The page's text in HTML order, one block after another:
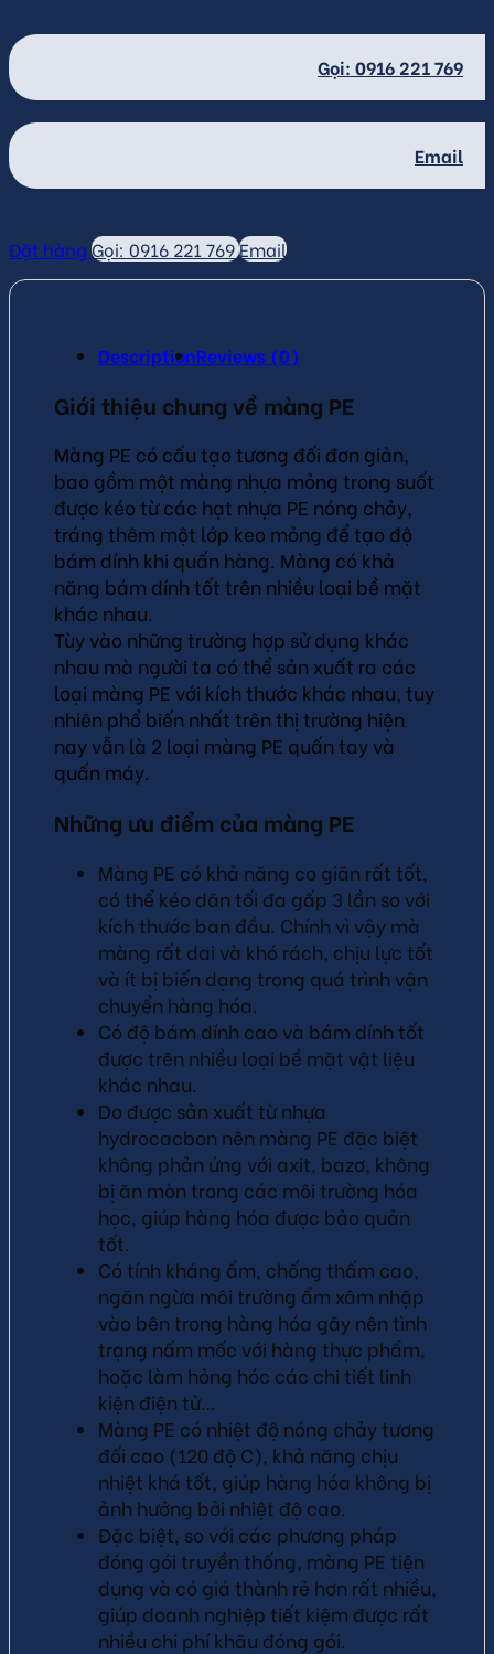
Gọi: 0916 221 769
Email
Đặt hàng Gọi: 0916 221 769Email
DescriptionReviews (0)
Giới thiệu chung về màng PE
Màng PE có cấu tạo tương đối đơn giản,
bao gồm một màng nhựa mỏng trong suốt
được kéo từ các hạt nhựa PE nóng chảy,
tráng thêm một lớp keo mỏng để tạo độ
bám dính khi quấn hàng. Màng có khả
năng bám dính tốt trên nhiều loại bề mặt
khác nhau.
Tùy vào những trường hợp sử dụng khác
nhau mà người ta có thể sản xuất ra các
loại màng PE với kích thước khác nhau, tuy
nhiên phổ biến nhất trên thị trường hiện
nay vẫn là 2 loại màng PE quấn tay và
quấn máy.
Những ưu điểm của màng PE
Màng PE có khả năng co giãn rất tốt,
có thể kéo dãn tối đa gấp 3 lần so với
kích thước ban đầu. Chính vì vậy mà
màng rất dai và khó rách, chịu lực tốt
và ít bị biến dạng trong quá trình vận
chuyển hàng hóa.
Có độ bám dính cao và bám dính tốt
được trên nhiều loại bề mặt vật liệu
khác nhau.
Do được sản xuất từ nhựa
hydrocacbon nên màng PE đặc biệt
không phản ứng với axit, bazơ, không
bị ăn mòn trong các môi trường hóa
học, giúp hàng hóa được bảo quản
tốt.
Có tính kháng ẩm, chống thấm cao,
ngăn ngừa môi trường ẩm xâm nhập
vào bên trong hàng hóa gây nên tình
trạng nấm mốc với hàng thực phẩm,
hoặc làm hỏng hóc các chi tiết linh
kiện điện tử…
Màng PE có nhiệt độ nóng chảy tương
đối cao (120 độ C), khả năng chịu
nhiệt khá tốt, giúp hàng hóa không bị
ảnh hưởng bởi nhiệt độ cao.
Đặc biệt, so với các phương pháp
đóng gói truyền thống, màng PE tiện
dụng và có giá thành rẻ hơn rất nhiều,
giúp doanh nghiệp tiết kiệm được rất
nhiều chi phí khâu đóng gói.